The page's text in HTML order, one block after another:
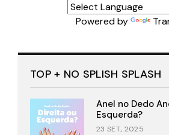
Powered by
TOP + NO SPLISH SPLASH
Anel no Dedo
Esquerda?
23 SET., 2025